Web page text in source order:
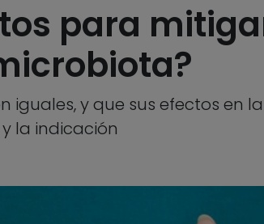
para
iguales, y que sus efectos en
la indicación